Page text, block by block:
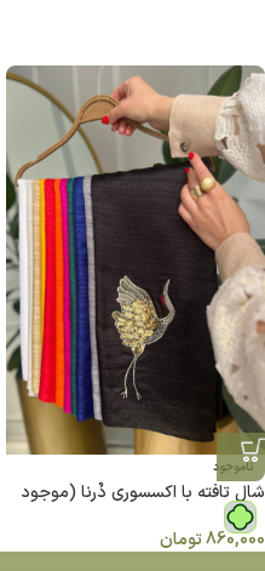
ناموجود
شال تافته با اکسسوری دٌرنا (موجود
در ۱۱ رنگ)
860,000تومان